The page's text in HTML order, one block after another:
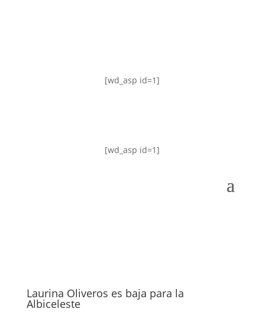
[wd_asp id=1]
[wd_asp id=1]
Laurina Oliveros es baja para la
Albiceleste